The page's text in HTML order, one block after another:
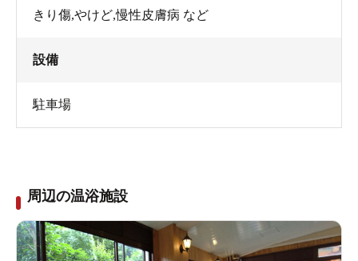
きり傷,やけど,慢性皮膚病 など
設備
駐車場
周辺の温浴施設